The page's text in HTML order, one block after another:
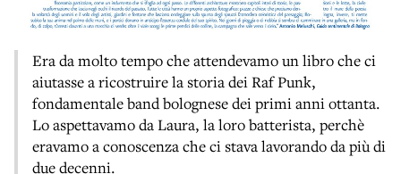
Era da molto tempo che attendevamo un libro che ci
aiutasse a ricostruire la storia dei Raf Punk,
fondamentale band bolognese dei primi anni ottanta.
Lo aspettavamo da Laura, la loro batterista, perchè
eravamo a conoscenza che ci stava lavorando da più di
due decenni.